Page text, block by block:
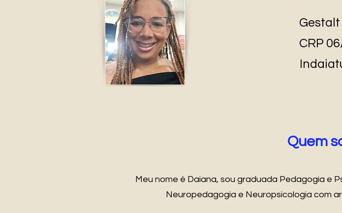
CRP
Gestalt
Quem
Meu nome é Daiana, sou graduada Pedagogia e
Neuropedagogia e Neuropsicologia com